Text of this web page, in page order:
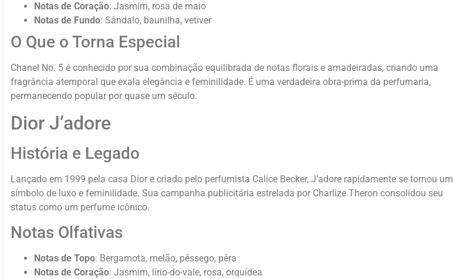
Notas de Coração: Jasmim, rosa de maio
Notas de Fundo: Sândalo, baunilha, vetiver
O Que o Torna Especial
Chanel No. 5 é conhecido por sua combinação equilibrada de notas florais e amadeiradas, criando uma
fragrância atemporal que exala elegância e feminilidade. É uma verdadeira obra-prima da perfumaria,
permanecendo popular por quase um século.
Dior J’adore
História e Legado
Lançado em 1999 pela casa Dior e criado pelo perfumista Calice Becker, J’adore rapidamente se tornou um
símbolo de luxo e feminilidade. Sua campanha publicitária estrelada por Charlize Theron consolidou seu
status como um perfume icônico.
Notas Olfativas
Notas de Topo: Bergamota, melão, pêssego, pêra
Notas de Coração: Jasmim, lírio-do-vale, rosa, orquídea